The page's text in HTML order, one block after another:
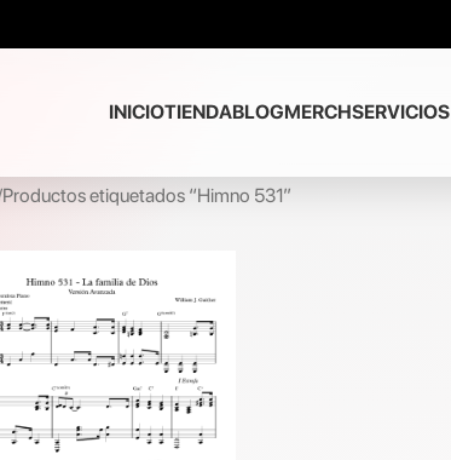
INICIOTIENDABLOGMERCHSERVICIOS
Productos etiquetados “Himno 531”